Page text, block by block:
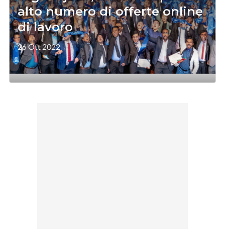
alto numero di offerte online
di lavoro
26 Ott 2022